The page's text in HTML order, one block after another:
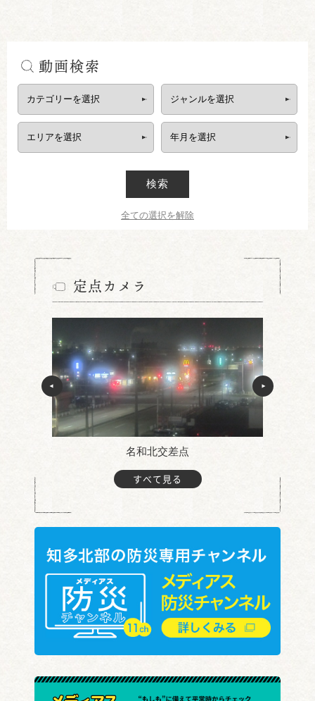
動画検索
検索
全ての選択を解除
定点カメラ
名和北交差点
すべて見る